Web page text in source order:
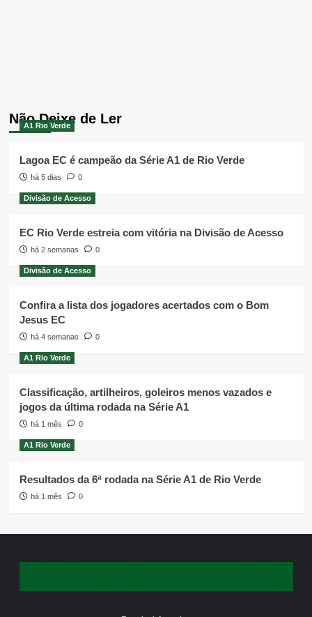
Não Deixe de Ler
A1 Rio Verde
Lagoa EC é campeão da Série A1 de Rio Verde
há 5 dias 0
Divisão de Acesso
EC Rio Verde estreia com vitória na Divisão de Acesso
há 2 semanas 0
Divisão de Acesso
Confira a lista dos jogadores acertados com o Bom
Jesus EC
há 4 semanas 0
A1 Rio Verde
Classificação, artilheiros, goleiros menos vazados e
jogos da última rodada na Série A1
há 1 mês 0
A1 Rio Verde
Resultados da 6ª rodada na Série A1 de Rio Verde
há 1 mês 0